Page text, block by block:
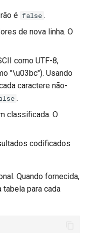
é false .
de nova linha. O
como UTF-8,
"\u03bc"). Usando
caractere não-
.
classificada. O
codificados
Quando fornecida,
para cada